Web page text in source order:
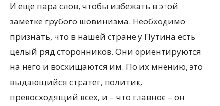
И еще пара слов, чтобы избежать в этой
заметке грубого шовинизма. Необходимо
признать, что в нашей стране у Путина есть
целый ряд сторонников. Они ориентируются
на него и восхищаются им. По их мнению, это
выдающийся стратег, политик,
превосходящий всех, и – что главное – он